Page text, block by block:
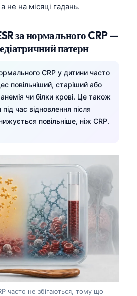
не на місяці гадань.
за нормального CRP —
патерн
CRP у дитини часто
повільніший, старіший або
чи білки крові. Це також
час відновлення після
повільніше, ніж CRP.
часто не збігаються, тому що